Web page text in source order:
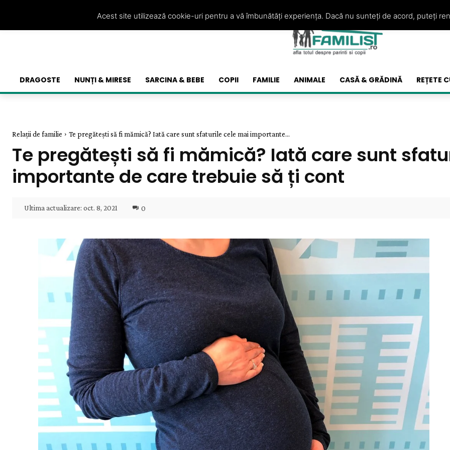
DRAGOSTE NUNȚI & MIRESE SARCINA & BEBE COPII FAMILIE ANIMALE CASĂ & GRĂDINĂ REȚETE
Relații de familie Te pregătești să fi mămică? Iată care sunt sfaturile cele mai importante...
Te pregătești să fi mămică? Iată care sunt
importante de care trebuie să ți cont
Ultima actualizare: oct. 8, 2021 0
Acest site utilizează cookie-uri pentru a vă îmbunătăți experiența. Dacă nu sunteți de acord, puteți